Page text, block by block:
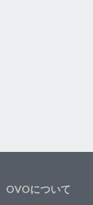
OVOについて